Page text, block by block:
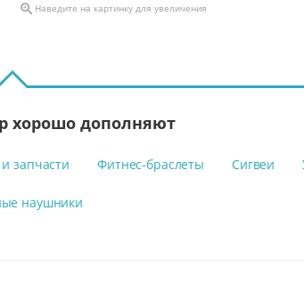
 Наведите на картинку для увеличения
хорошо дополняют
запчасти Фитнес-браслеты Сигвеи
наушники